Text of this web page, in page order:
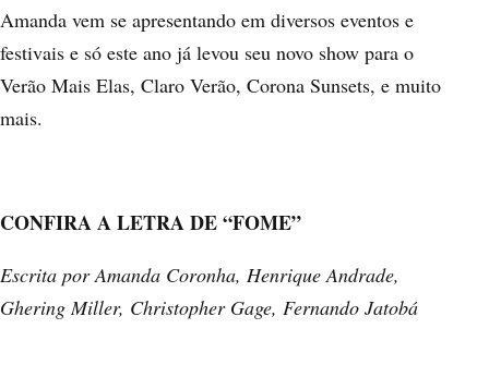
Amanda vem se apresentando em diversos eventos e
festivais e só este ano já levou seu novo show para o
Verão Mais Elas, Claro Verão, Corona Sunsets, e muito
mais.
CONFIRA A LETRA DE “FOME”
Escrita por Amanda Coronha, Henrique Andrade,
Ghering Miller, Christopher Gage, Fernando Jatobá